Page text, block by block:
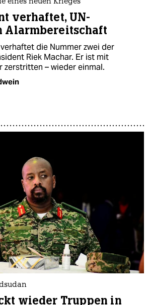
eines neuen Krieges
verhaftet, UN-
Alarmbereitschaft
die Nummer zwei der
Riek Machar. Er ist mit
zerstritten – wieder einmal.
wieder Truppen in